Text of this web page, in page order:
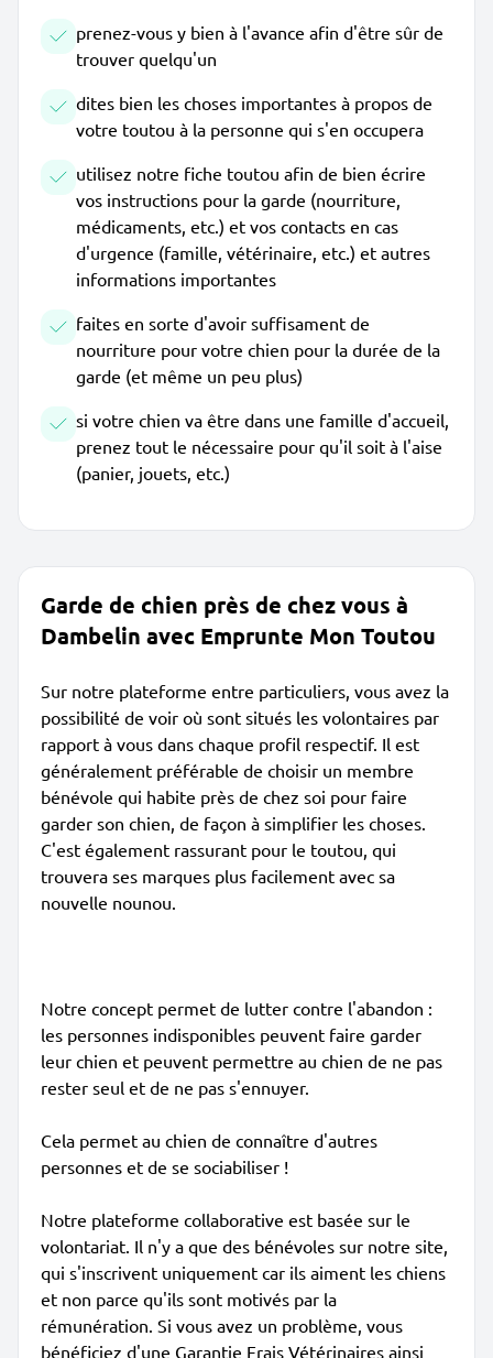
prenez-vous y bien à l'avance afin d'être sûr de
trouver quelqu'un
dites bien les choses importantes à propos de
votre toutou à la personne qui s'en occupera
utilisez notre fiche toutou afin de bien écrire
vos instructions pour la garde (nourriture,
médicaments, etc.) et vos contacts en cas
d'urgence (famille, vétérinaire, etc.) et autres
informations importantes
faites en sorte d'avoir suffisament de
nourriture pour votre chien pour la durée de la
garde (et même un peu plus)
si votre chien va être dans une famille d'accueil,
prenez tout le nécessaire pour qu'il soit à l'aise
(panier, jouets, etc.)
Garde de chien près de chez vous à
Dambelin avec Emprunte Mon Toutou
Sur notre plateforme entre particuliers, vous avez la
possibilité de voir où sont situés les volontaires par
rapport à vous dans chaque profil respectif. Il est
généralement préférable de choisir un membre
bénévole qui habite près de chez soi pour faire
garder son chien, de façon à simplifier les choses.
C'est également rassurant pour le toutou, qui
trouvera ses marques plus facilement avec sa
nouvelle nounou.
Notre concept permet de lutter contre l'abandon :
les personnes indisponibles peuvent faire garder
leur chien et peuvent permettre au chien de ne pas
rester seul et de ne pas s'ennuyer.
Cela permet au chien de connaître d'autres
personnes et de se sociabiliser !
Notre plateforme collaborative est basée sur le
volontariat. Il n'y a que des bénévoles sur notre site,
qui s'inscrivent uniquement car ils aiment les chiens
et non parce qu'ils sont motivés par la
rémunération. Si vous avez un problème, vous
bénéficiez d'une Garantie Frais Vétérinaires ainsi